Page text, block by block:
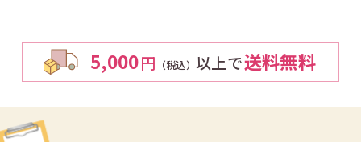
5,000円 （税込） 以上で送料無料